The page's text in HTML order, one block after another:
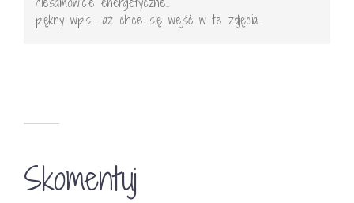
piękny wpis -aż chce się wejść w te zdjęcia..
Skomentuj